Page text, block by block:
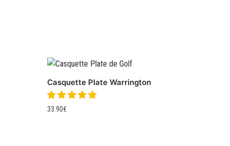
Casquette Plate Warrington
33.90€